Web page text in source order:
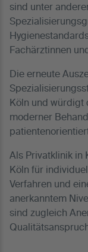
sind unter
Fachärztinnen
Die erneute
Köln und würdigt
moderner
Als Privatklinik in
Köln für
Verfahren und
anerkanntem
sind zugleich